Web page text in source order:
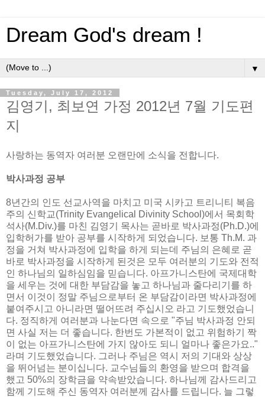
Dream God's dream !
▼
Tuesday, July 17, 2012
김영기, 최보연 가정 2012년 7월 기도편
지
사랑하는 동역자 여러분 오랜만에 소식을 전합니다.
박사과정 공부
8년간의 인도 선교사역을 마치고 미국 시카고 트리니티 복음
주의 신학교(Trinity Evangelical Divinity School)에서 목회학
석사(M.Div.)를 마친 김영기 목사는 곧바로 박사과정(Ph.D.)에
입학허가를 받아 공부를 시작하게 되었습니다. 보통 Th.M. 과
정을 거쳐 박사과정에 입학을 하게 되는데 주님의 은혜로 곧
바로 박사과정을 시작하게 된것은 모두 여러분의 기도와 전적
인 하나님의 일하심임을 믿습니다. 아프가니스탄에 국제대학
을 세우는 것에 대한 부담감을 놓고 하나님과 줄다리기를 하
면서 이것이 정말 주님으로부터 온 부담감이라면 박사과정에
붙여주시고 아니라면 떨어뜨려 주십시오 라고 기도했었습니
다. 정직하게 여러분과 나눈다면 속으로 "주님 박사과정 안되
면 사실 저는 더 좋습니다. 한번도 가본적이 없고 위험하기 짝
이 없는 아프가니스탄에 가지 않아도 되니 얼마나 좋은가요.."
라며 기도했었습니다. 그러나 주님은 역시 저의 기대와 상상
을 뛰어넘는 분이십니다. 교수님들의 환영을 받으며 합격을
했고 50%의 장학금을 약속받았습니다. 하나님께 감사드리고
함께 기도해 주신 동역자 여러분께 감사를 드립니다. 늘 그렇